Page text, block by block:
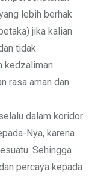
lebih berhak
jika kalian
tidak
kedzaliman
rasa aman dan
dalam koridor
Nya, karena
Sehingga
percaya kepada